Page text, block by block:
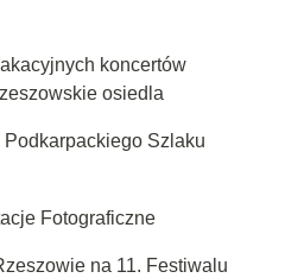
koncertów
osiedla
Szlaku
Fotograficzne
na 11. Festiwalu